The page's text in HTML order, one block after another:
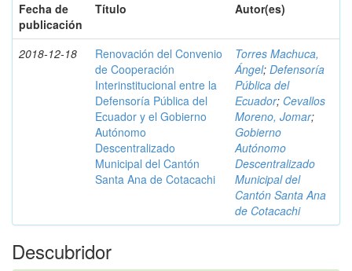
Fecha de
publicación
Título Autor(es)
2018-12-18
Renovación del Convenio
de Cooperación
Interinstitucional entre la
Defensoría Pública del
Ecuador y el Gobierno
Autónomo
Descentralizado
Municipal del Cantón
Santa Ana de Cotacachi
Torres Machuca,
Ángel; Defensoría
Pública del
Ecuador; Cevallos
Moreno, Jomar;
Gobierno
Autónomo
Descentralizado
Municipal del
Cantón Santa Ana
de Cotacachi
Descubridor